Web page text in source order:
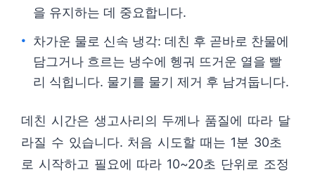
을 유지하는 데 중요합니다.
차가운 물로 신속 냉각: 데친 후 곧바로 찬물에
담그거나 흐르는 냉수에 헹궈 뜨거운 열을 빨
리 식힙니다. 물기를 물기 제거 후 남겨둡니다.
데친 시간은 생고사리의 두께나 품질에 따라 달
라질 수 있습니다. 처음 시도할 때는 1분 30초
로 시작하고 필요에 따라 10~20초 단위로 조정